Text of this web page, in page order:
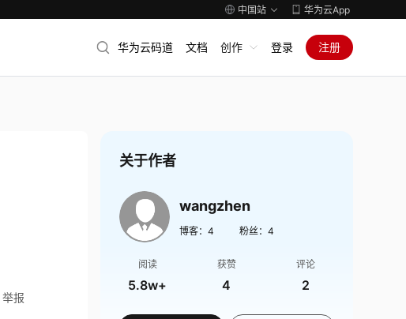
中国站 华为云App
华为云码道 文档 创作 登录 注册
举报
关于作者
wangzhen
博客： 4 粉丝： 4
阅读
5.8w+
获赞
4
评论
2